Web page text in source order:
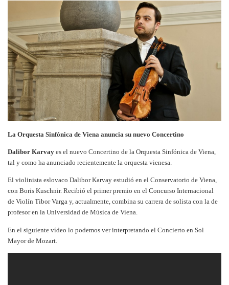
La Orquesta Sinfónica de Viena anuncia su nuevo Concertino
Dalibor Karvay es el nuevo Concertino de la Orquesta Sinfónica de Viena,
tal y como ha anunciado recientemente la orquesta vienesa.
El violinista eslovaco Dalibor Karvay estudió en el Conservatorio de Viena,
con Boris Kuschnir. Recibió el primer premio en el Concurso Internacional
de Violín Tibor Varga y, actualmente, combina su carrera de solista con la de
profesor en la Universidad de Música de Viena.
En el siguiente vídeo lo podemos ver interpretando el Concierto en Sol
Mayor de Mozart.